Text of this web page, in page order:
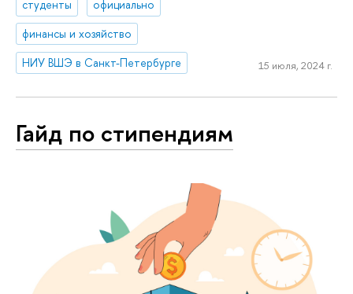
студенты
официально
финансы и хозяйство
НИУ ВШЭ в Санкт-Петербурге
15 июля, 2024 г.
Гайд по стипендиям